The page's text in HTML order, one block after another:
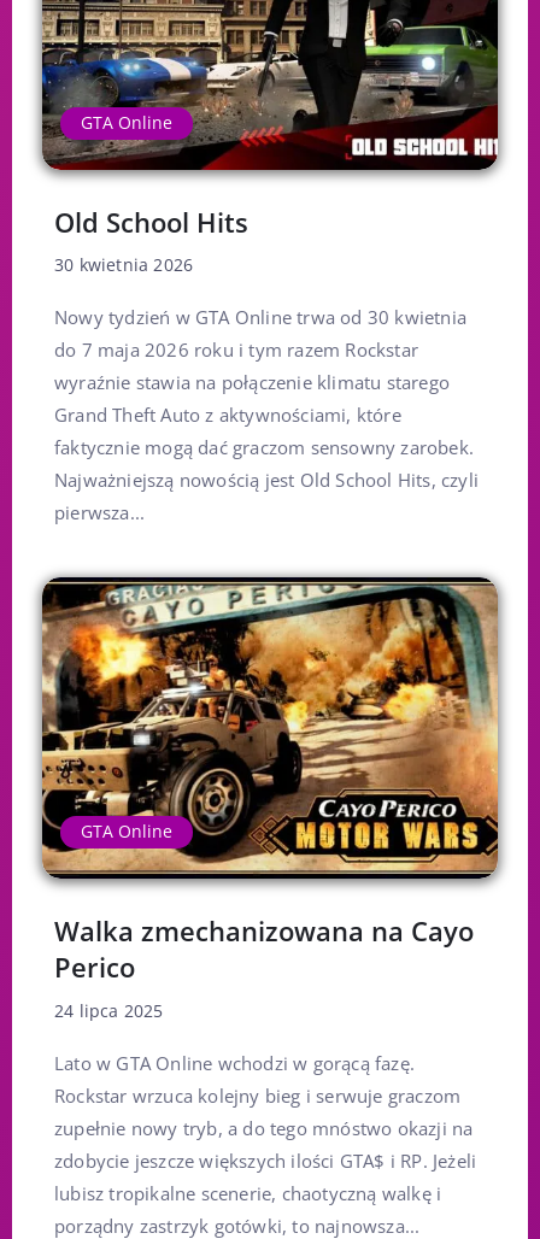
GTA Online
Old School Hits
30 kwietnia 2026
Nowy tydzień w GTA Online trwa od 30 kwietnia
do 7 maja 2026 roku i tym razem Rockstar
wyraźnie stawia na połączenie klimatu starego
Grand Theft Auto z aktywnościami, które
faktycznie mogą dać graczom sensowny zarobek.
Najważniejszą nowością jest Old School Hits, czyli
pierwsza...
GTA Online
Walka zmechanizowana na Cayo
Perico
24 lipca 2025
Lato w GTA Online wchodzi w gorącą fazę.
Rockstar wrzuca kolejny bieg i serwuje graczom
zupełnie nowy tryb, a do tego mnóstwo okazji na
zdobycie jeszcze większych ilości GTA$ i RP. Jeżeli
lubisz tropikalne scenerie, chaotyczną walkę i
porządny zastrzyk gotówki, to najnowsza...